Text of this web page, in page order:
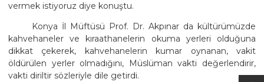
vermek istiyoruz diye konuştu.
Konya İl Müftüsü Prof. Dr. Akpınar da kültürümüzde
kahvehaneler ve kıraathanelerin okuma yerleri olduğuna
dikkat çekerek, kahvehanelerin kumar oynanan, vakit
öldürülen yerler olmadığını, Müslüman vakti değerlendirir,
vakti diriltir sözleriyle dile getirdi.